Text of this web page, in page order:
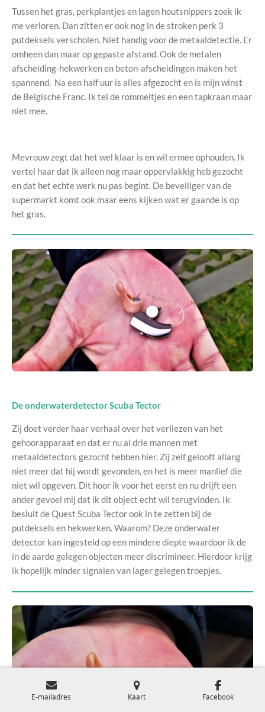
Tussen het gras, perkplantjes en lagen houtsnippers zoek ik
me verloren. Dan zitten er ook nog in de stroken perk 3
putdeksels verscholen. Niet handig voor de metaaldetectie. Er
omheen dan maar op gepaste afstand. Ook de metalen
afscheiding-hekwerken en beton-afscheidingen maken het
spannend. Na een half uur is alles afgezocht en is mijn winst
de Belgische Franc. Ik tel de rommeltjes en een tapkraan maar
niet mee.
Mevrouw zegt dat het wel klaar is en wil ermee ophouden. Ik
vertel haar dat ik alleen nog maar oppervlakkig heb gezocht
en dat het echte werk nu pas begint. De beveiliger van de
supermarkt komt ook maar eens kijken wat er gaande is op
het gras.
De onderwaterdetector Scuba Tector
Zij doet verder haar verhaal over het verliezen van het
gehoorapparaat en dat er nu al drie mannen met
metaaldetectors gezocht hebben hier. Zij zelf gelooft allang
niet meer dat hij wordt gevonden, en het is meer manlief die
niet wil opgeven. Dit hoor ik voor het eerst en nu drijft een
ander gevoel mij dat ik dit object echt wil terugvinden. Ik
besluit de Quest Scuba Tector ook in te zetten bij de
putdeksels en hekwerken. Waarom? Deze onderwater
detector kan ingesteld op een mindere diepte waardoor ik de
in de aarde gelegen objecten meer discrimineer. Hierdoor krijg
ik hopelijk minder signalen van lager gelegen troepjes.
E-mailadres Kaart Facebook